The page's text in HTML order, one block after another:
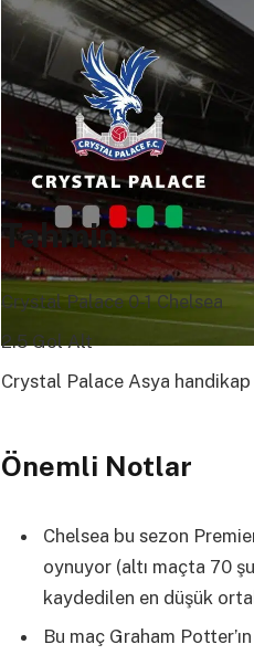
Tahmin
Crystal Palace 0-1 Chelsea
2.5 Gol Alt
Crystal Palace Asya handikap
Önemli Notlar
Chelsea bu sezon
oynuyor (altı maçta 70
kaydedilen en düşük
Bu maç Graham